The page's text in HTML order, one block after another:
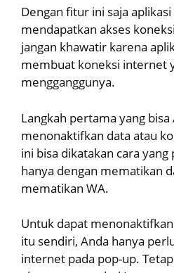
Dengan fitur ini saja
mendapatkan akses
jangan khawatir karena
membuat koneksi internet
mengganggunya.
Langkah pertama yang bisa
menonaktifkan data atau
ini bisa dikatakan cara
hanya dengan mematikan
mematikan WA.
Untuk dapat
itu sendiri, Anda hanya
internet pada pop-up.